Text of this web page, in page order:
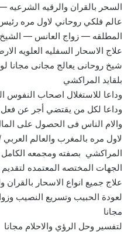
السحر بالقران والرقيه
عالم فلكي روحاني لاول مره
المطلقه — زواج العانس — الشيخ
علاج الاسحار السفليه العلويه
شيخ روحانى يعالج مجانى مجانا
بلقايد المراكشي
وداعا للاستغلال اصحاب النفوس
وداعا لكل من يقتضي أجر عن
والام الناس فى الحصول على
لاول مره بالمغرب والعالم
المراكشي بصفته ومجمعه
الجهات المختصه المعتمده
علاج جميع انواع الاسحار بالقران
لعودة الحبيب وتسريع النصيب
مجانا
لتفسير وحل الرؤي والاحلام مجانا